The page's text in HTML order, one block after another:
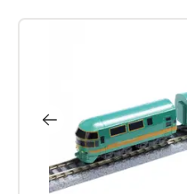
Bildergalerie überspringen